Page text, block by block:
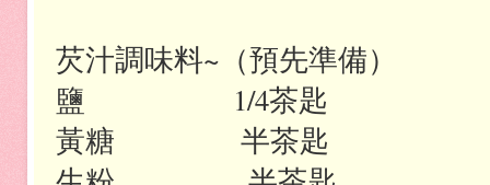
芡汁調味料~ （預先準備）
鹽
1/4茶匙
黃糖
半茶匙